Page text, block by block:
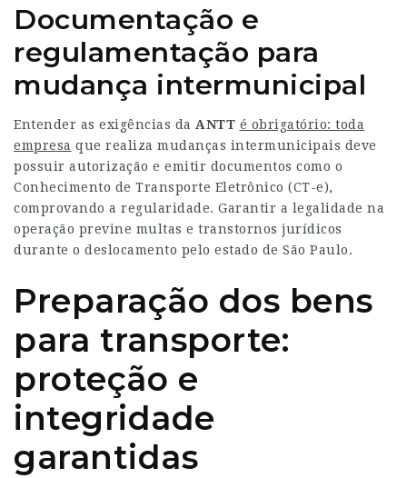
Documentação e
regulamentação para
mudança intermunicipal
Entender as exigências da ANTT é obrigatório: toda
empresa que realiza mudanças intermunicipais deve
possuir autorização e emitir documentos como o
Conhecimento de Transporte Eletrônico (CT-e),
comprovando a regularidade. Garantir a legalidade na
operação previne multas e transtornos jurídicos
durante o deslocamento pelo estado de São Paulo.
Preparação dos bens
para transporte:
proteção e
integridade
garantidas